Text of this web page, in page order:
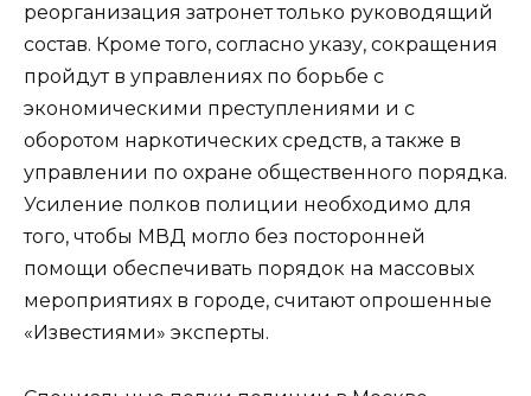
реорганизация затронет только руководящий
состав. Кроме того, согласно указу, сокращения
пройдут в управлениях по борьбе с
экономическими преступлениями и с
оборотом наркотических средств, а также в
управлении по охране общественного порядка.
Усиление полков полиции необходимо для
того, чтобы МВД могло без посторонней
помощи обеспечивать порядок на массовых
мероприятиях в городе, считают опрошенные
«Известиями» эксперты.